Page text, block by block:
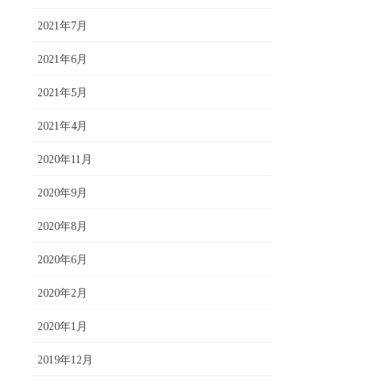
2021年7月
2021年6月
2021年5月
2021年4月
2020年11月
2020年9月
2020年8月
2020年6月
2020年2月
2020年1月
2019年12月